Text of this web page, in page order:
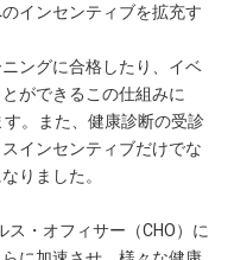
インセンティブを拡充す
ングに合格したり、イベ
ができるこの仕組みに
。また、健康診断の受診
インセンティブだけでな
りました。
・オフィサー（CHO）に